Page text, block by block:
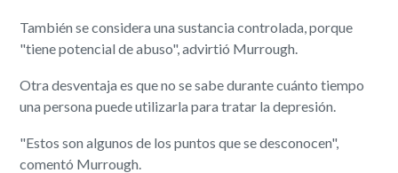
También se considera una sustancia controlada, porque
"tiene potencial de abuso", advirtió Murrough.
Otra desventaja es que no se sabe durante cuánto tiempo
una persona puede utilizarla para tratar la depresión.
"Estos son algunos de los puntos que se desconocen",
comentó Murrough.